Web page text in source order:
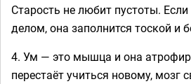
Старость не любит пустоты. Если
делом, она заполнится тоской и
4. Ум — это мышца и она
перестаёт учиться новому, мозг